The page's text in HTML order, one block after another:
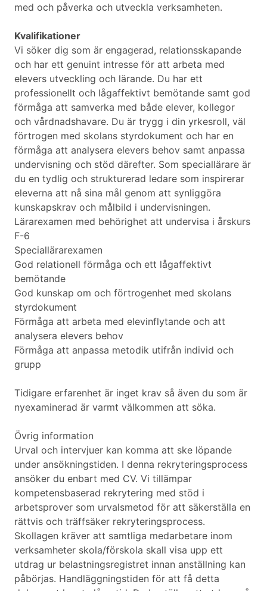
med och påverka och utveckla verksamheten.
Kvalifikationer
Vi söker dig som är engagerad, relationsskapande
och har ett genuint intresse för att arbeta med
elevers utveckling och lärande. Du har ett
professionellt och lågaffektivt bemötande samt god
förmåga att samverka med både elever, kollegor
och vårdnadshavare. Du är trygg i din yrkesroll, väl
förtrogen med skolans styrdokument och har en
förmåga att analysera elevers behov samt anpassa
undervisning och stöd därefter. Som speciallärare är
du en tydlig och strukturerad ledare som inspirerar
eleverna att nå sina mål genom att synliggöra
kunskapskrav och målbild i undervisningen.
Lärarexamen med behörighet att undervisa i årskurs
F-6
Speciallärarexamen
God relationell förmåga och ett lågaffektivt
bemötande
God kunskap om och förtrogenhet med skolans
styrdokument
Förmåga att arbeta med elevinflytande och att
analysera elevers behov
Förmåga att anpassa metodik utifrån individ och
grupp
Tidigare erfarenhet är inget krav så även du som är
nyexaminerad är varmt välkommen att söka.
Övrig information
Urval och intervjuer kan komma att ske löpande
under ansökningstiden. I denna rekryteringsprocess
ansöker du enbart med CV. Vi tillämpar
kompetensbaserad rekrytering med stöd i
arbetsprover som urvalsmetod för att säkerställa en
rättvis och träffsäker rekryteringsprocess.
Skollagen kräver att samtliga medarbetare inom
verksamheter skola/förskola skall visa upp ett
utdrag ur belastningsregistret innan anställning kan
påbörjas. Handläggningstiden för att få detta